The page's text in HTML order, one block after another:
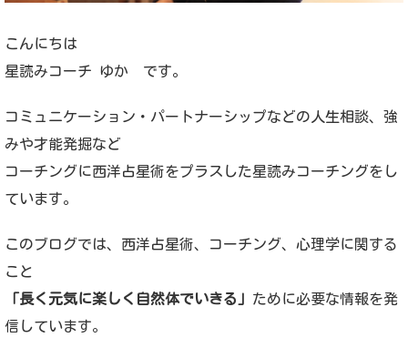
こんにちは
星読みコーチ ゆか です。
コミュニケーション・パートナーシップなどの人生相談、強
みや才能発掘など
コーチングに西洋占星術をプラスした星読みコーチングをし
ています。
このブログでは、西洋占星術、コーチング、心理学に関する
こと
「長く元気に楽しく自然体でいきる」 ために必要な情報を発
信しています。